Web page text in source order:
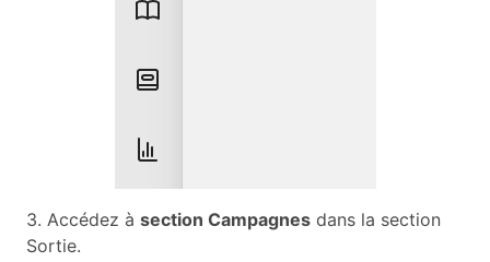
3. Accédez à section Campagnes dans la section
Sortie.